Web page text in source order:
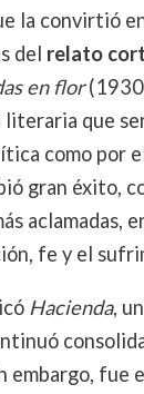
la convirtió
del relato
en flor
literaria que
como por
gran éxito,
aclamadas,
fe y el
Hacienda,
embargo, fue